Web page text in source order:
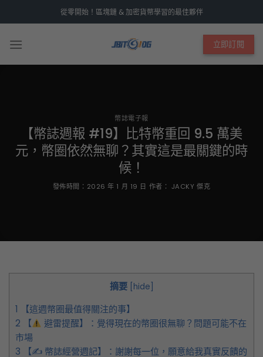
to
從零開始！區塊鏈 & 加密貨幣學習的最佳夥伴
立即訂閱
幣誌電子報
【幣誌週報 #19】比特幣重回 9.5 萬美
元，幣圈依然無聊？其實這是最關鍵的時
候！
發佈時間： 2026 年 1 月 19 日 作者： JACKY 傑克
摘要 hide
1 【這週幣圈最值得關注的事】
2 【
避雷提醒】：覺得現在的幣圈很無聊？問題可能不在
市場
3 【✍️ 幣誌經營週記】：謝謝每一位，願意給我真實反饋的